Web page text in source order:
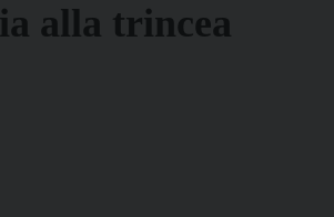
alla trincea